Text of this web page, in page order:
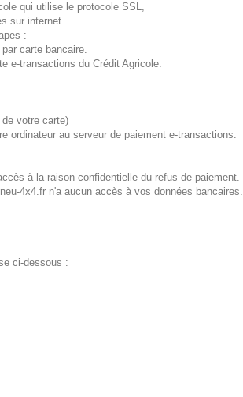
qui utilise le protocole SSL,
sur internet.
:
carte bancaire.
e-transactions du Crédit Agricole.
votre carte)
ordinateur au serveur de paiement e-transactions.
à la raison confidentielle du refus de paiement.
4x4.fr n'a aucun accès à vos données bancaires.
ci-dessous :